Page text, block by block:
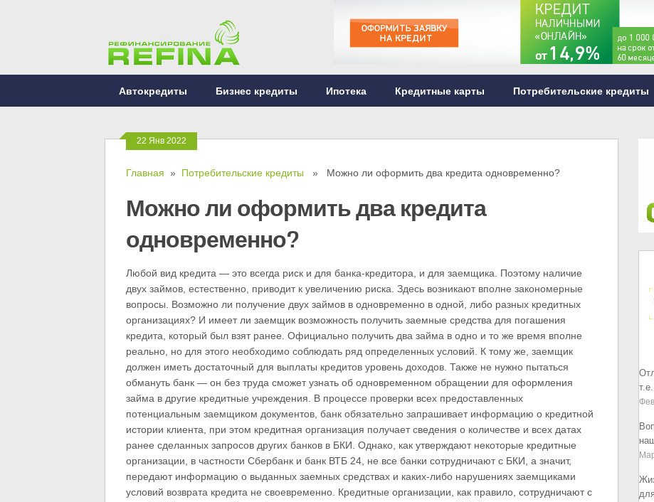
Автокредиты Бизнес кредиты Ипотека Кредитные карты Потребительские кредиты
22 Янв 2022
Главная » Потребительские кредиты » Можно ли оформить два кредита одновременно?
Можно ли оформить два кредита
одновременно?
Любой вид кредита — это всегда риск и для банка-кредитора, и для заемщика. Поэтому наличие
двух займов, естественно, приводит к увеличению риска. Здесь возникают вполне закономерные
вопросы. Возможно ли получение двух займов в одновременно в одной, либо разных кредитных
организациях? И имеет ли заемщик возможность получить заемные средства для погашения
кредита, который был взят ранее. Официально получить два займа в одно и то же время вполне
реально, но для этого необходимо соблюдать ряд определенных условий. К тому же, заемщик
должен иметь достаточный для выплаты кредитов уровень доходов. Также не нужно пытаться
обмануть банк — он без труда сможет узнать об одновременном обращении для оформления
займа в другие кредитные учреждения. В процессе проверки всех предоставленных
потенциальным заемщиком документов, банк обязательно запрашивает информацию о кредитной
истории клиента, при этом кредитная организация получает сведения о количестве и всех датах
ранее сделанных запросов других банков в БКИ. Однако, как утверждают некоторые кредитные
организации, в частности Сбербанк и банк ВТБ 24, не все банки сотрудничают с БКИ, а значит,
передают информацию о выданных заемных средствах и каких-либо нарушениях заемщиками
условий возврата кредита не своевременно. Кредитные организации, как правило, сотрудничают с